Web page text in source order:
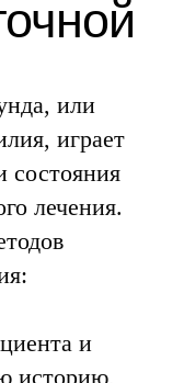
или
играет
состояния
лечения.
и
историю,